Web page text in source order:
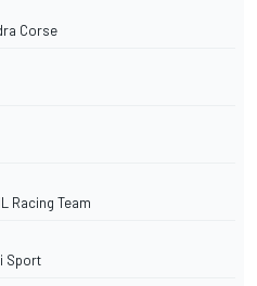
Corse
Racing Team
Sport